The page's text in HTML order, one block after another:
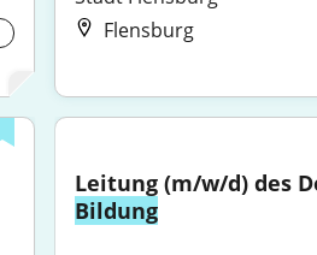
Flensburg
Bildung